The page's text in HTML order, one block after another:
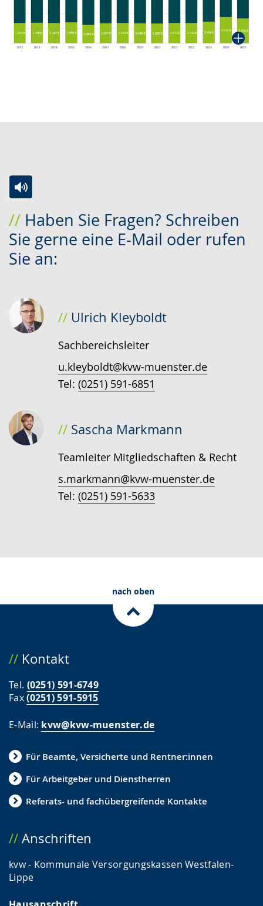
Haben Sie Fragen? Schreiben
Sie gerne eine E-Mail oder rufen
Sie an:
Leichten
Sprache
wechseln.
Audio-
Unterstützung.
Video
in
Deutscher
angezeigt.
Ulrich Kleyboldt
Sachbereichsleiter
u.kleyboldt@kvw-muenster.de
Tel: (0251) 591-6851
Sascha Markmann
Teamleiter Mitgliedschaften & Recht
s.markmann@kvw-muenster.de
Tel: (0251) 591-5633
nach oben
Kontakt
Tel. (0251) 591-6749
Fax(0251) 591-5915
E-Mail: kvw@kvw-muenster.de
Für Beamte, Versicherte und Rentner:innen
Für Arbeitgeber und Dienstherren
Referats- und fachübergreifende Kontakte
Anschriften
kvw - Kommunale Versorgungskassen Westfalen-
Lippe